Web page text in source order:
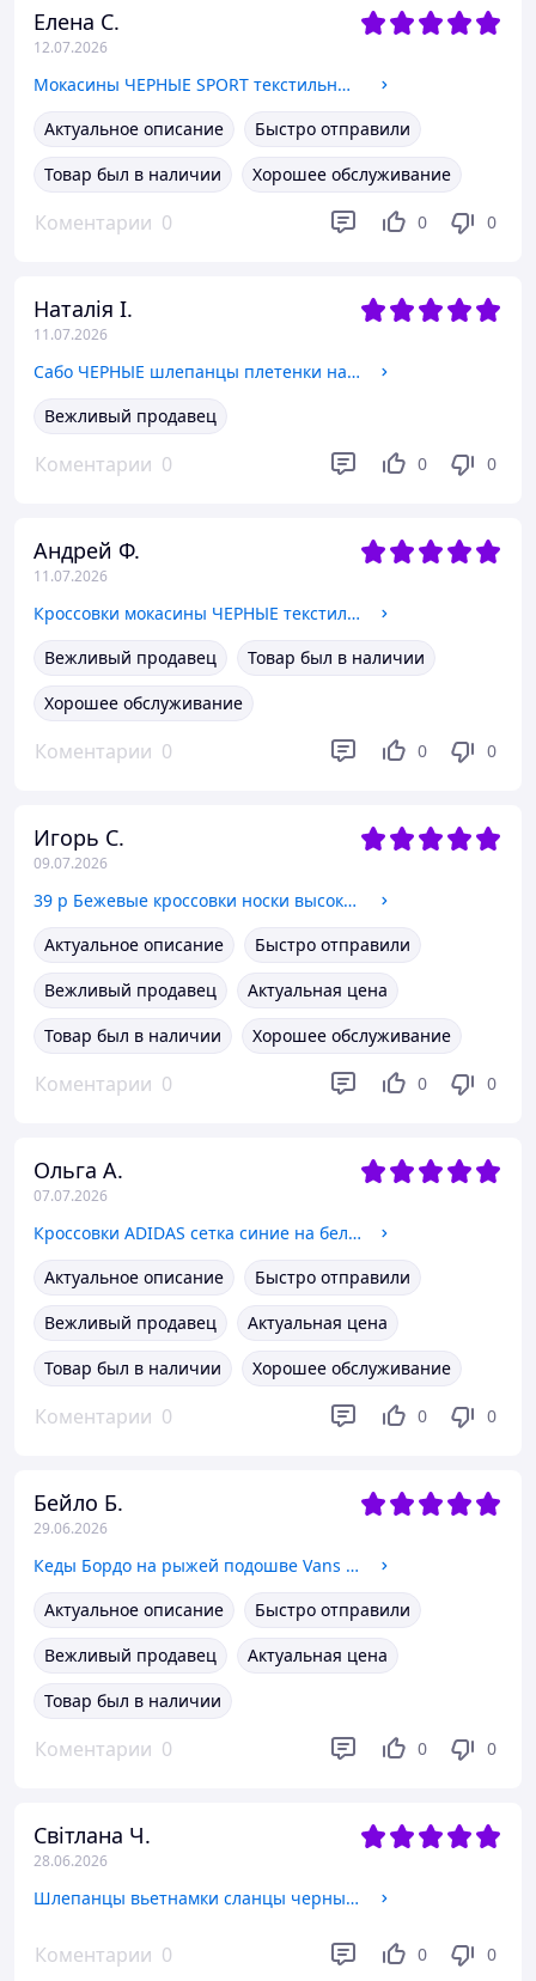
Елена С.
12.07.2026
Мокасины ЧЕРНЫЕ SPORT текстильные слипоны сетка летние женские 39
Актуальное описание
Быстро отправили
Товар был в наличии
Хорошее обслуживание
Коментарии 0 0 0
Наталія І.
11.07.2026
Сабо ЧЕРНЫЕ шлепанцы плетенки на высокой танкетке ажурные с крупным узором летние женские 38- 24 см
Вежливый продавец
Коментарии 0 0 0
Андрей Ф.
11.07.2026
Кроссовки мокасины ЧЕРНЫЕ текстильные стрейч слипоны на белой гибкой подошве мужские унисекс весна лето
Вежливый продавец
Товар был в наличии
Хорошее обслуживание
Коментарии 0 0 0
Игорь С.
09.07.2026
39 р Бежевые кроссовки носки высокие текстиль женские адидас изи 500 тканевые Весна Лето Осень
Актуальное описание
Быстро отправили
Вежливый продавец
Актуальная цена
Товар был в наличии
Хорошее обслуживание
Коментарии 0 0 0
Ольга А.
07.07.2026
Кроссовки ADIDAS сетка синие на белой плоской подошве и белыми полосами с фирменым логотипом 38 - 24
Актуальное описание
Быстро отправили
Вежливый продавец
Актуальная цена
Товар был в наличии
Хорошее обслуживание
Коментарии 0 0 0
Бейло Б.
29.06.2026
Кеды Бордо на рыжей подошве Vans Old Skool кроссовки оригинал WineRed / GREY мужские кроссовки текстил замша
Актуальное описание
Быстро отправили
Вежливый продавец
Актуальная цена
Товар был в наличии
Коментарии 0 0 0
Світлана Ч.
28.06.2026
Шлепанцы вьетнамки сланцы черные открытые летняя обувь женские унисекс сандалии босоножки 39
Коментарии 0 0 0